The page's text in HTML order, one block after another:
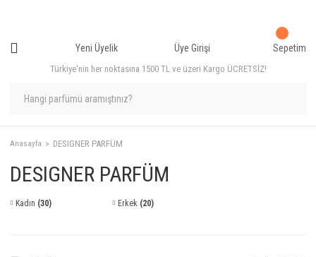
Türkiye'nin her noktasına 1500 TL ve üzeri Kargo ÜCRETSİZ!
Yeni Üyelik Üye Girişi Sepetim
Anasayfa DESIGNER PARFÜM
DESIGNER PARFÜM
Kadın (30) Erkek (20)